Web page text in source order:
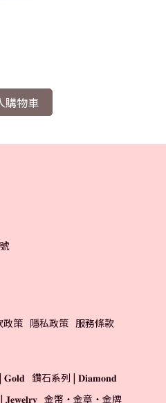
購物車
政策 隱私政策 服務條款
𝐆𝐨𝐥𝐝 鑽石系列 | 𝐃𝐢𝐚𝐦𝐨𝐧𝐝
金幣・金章・金牌